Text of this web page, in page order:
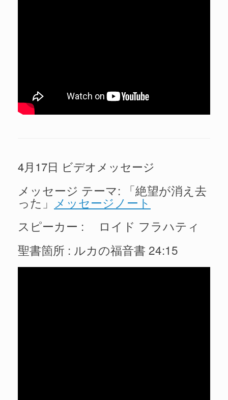
4月17日 ビデオメッセージ
メッセージ テーマ: 「絶望が消え去
った」 メッセージノート
スピーカー : ロイド フラハティ
聖書箇所 : ルカの福音書 24:15